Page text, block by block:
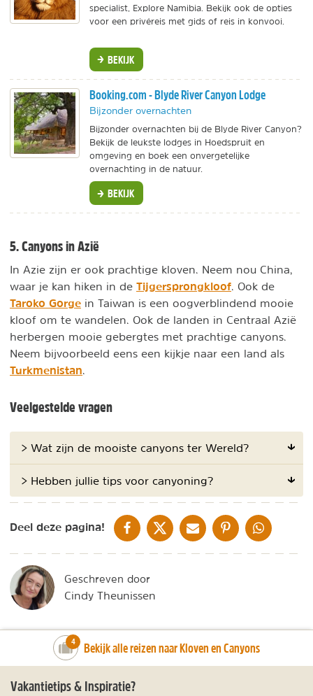
specialist, Explore Namibia. Bekijk ook de opties
voor een privéreis met gids of reis in konvooi.
BEKIJK
Booking.com - Blyde River Canyon Lodge
Bijzonder overnachten
Bijzonder overnachten bij de Blyde River Canyon?
Bekijk de leukste lodges in Hoedspruit en
omgeving en boek een onvergetelijke
overnachting in de natuur.
BEKIJK
5. Canyons in Azië
In Azie zijn er ook prachtige kloven. Neem nou China,
waar je kan hiken in de Tijgersprongkloof . Ook de
Taroko Gorge in Taiwan is een oogverblindend mooie
kloof om te wandelen. Ook de landen in Centraal Azië
herbergen mooie gebergtes met prachtige canyons.
Neem bijvoorbeeld eens een kijkje naar een land als
Turkmenistan
Veelgestelde vragen
> Wat zijn de mooiste canyons ter Wereld?
> Hebben jullie tips voor canyoning?
Deel deze pagina! DELEN OP FACEBOOK
DELEN OP XDELEN VIA DE MAIL
DELEN OP PINTEREST
DELEN OP
Geschreven door
Cindy Theunissen
number_of_trips:
4 Bekijk alle reizen naar Kloven en Canyons
Vakantietips & Inspiratie?